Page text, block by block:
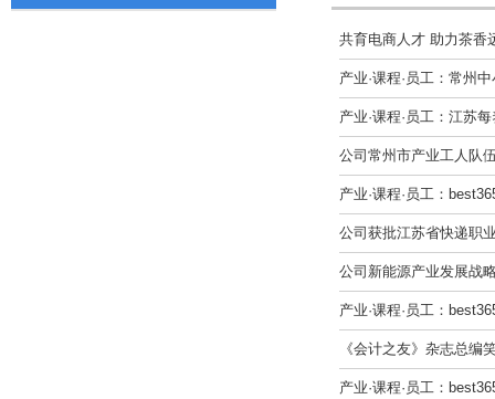
共育电商人才 助力茶香
产业·课程·员工：常州
产业·课程·员工：江苏
公司常州市产业工人队
产业·课程·员工：
公司获批江苏省快递职
公司新能源产业发展战
产业·课程·员工：
《会计之友》杂志总编
产业·课程·员工：